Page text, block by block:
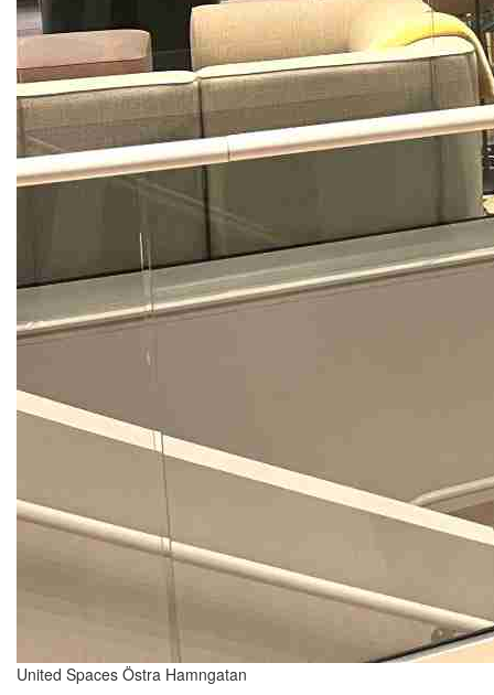
United Spaces Östra Hamngatan